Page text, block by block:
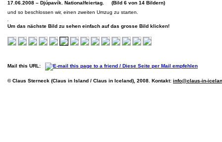
17.06.2008 – Djúpavík. Nationalfeiertag. (Bild 6 von 14 Bildern)
und so beschlossen wir, einen zweiten Umzug zu starten.
Um das nächste Bild zu sehen einfach auf das grosse Bild klicken!
Mail this URL:
© Claus Sterneck (Claus in Island / Claus in Iceland), 2008. Kontakt: info@claus-in-